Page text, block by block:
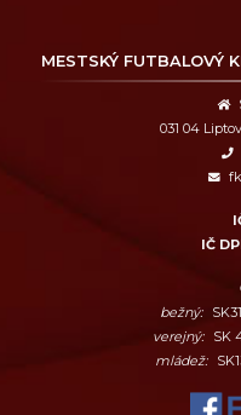
MESTSKÝ FUTBALOVÝ
031 04
IČ
bežný:
verejný:
SK
mládež: